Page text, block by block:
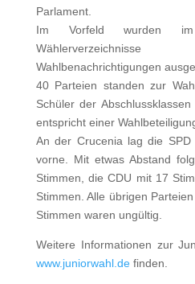
Parlament.
Im Vorfeld wurden im
Wahlbenachrichtigungen
40 Parteien standen zur
Schüler der
entspricht einer
An der Crucenia lag die
vorne. Mit etwas Abstand
Stimmen, die CDU mit 17
Stimmen. Alle übrigen
Stimmen waren ungültig.
Weitere Informationen zur
www.juniorwahl.definden.